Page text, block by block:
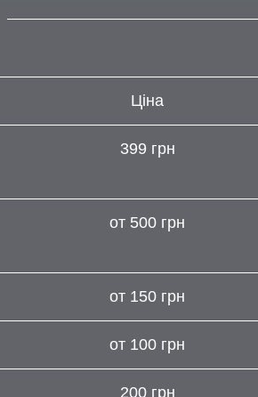
Ціна
399 грн
от 500 грн
от 150 грн
от 100 грн
200 грн